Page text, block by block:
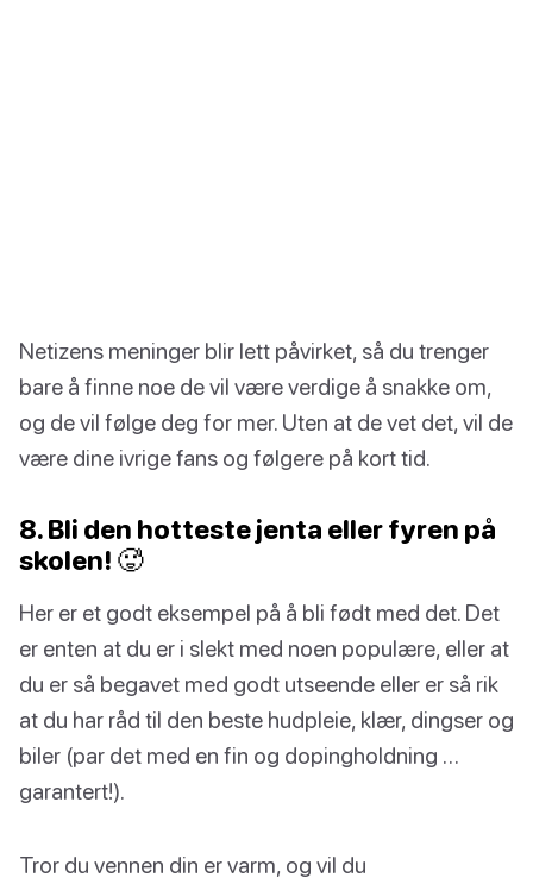
Netizens meninger blir lett påvirket, så du trenger
bare å finne noe de vil være verdige å snakke om,
og de vil følge deg for mer. Uten at de vet det, vil de
være dine ivrige fans og følgere på kort tid.
8. Bli den hotteste jenta eller fyren på
skolen! 🥵
Her er et godt eksempel på å bli født med det. Det
er enten at du er i slekt med noen populære, eller at
du er så begavet med godt utseende eller er så rik
at du har råd til den beste hudpleie, klær, dingser og
biler (par det med en fin og dopingholdning …
garantert!).
Tror du vennen din er varm, og vil du